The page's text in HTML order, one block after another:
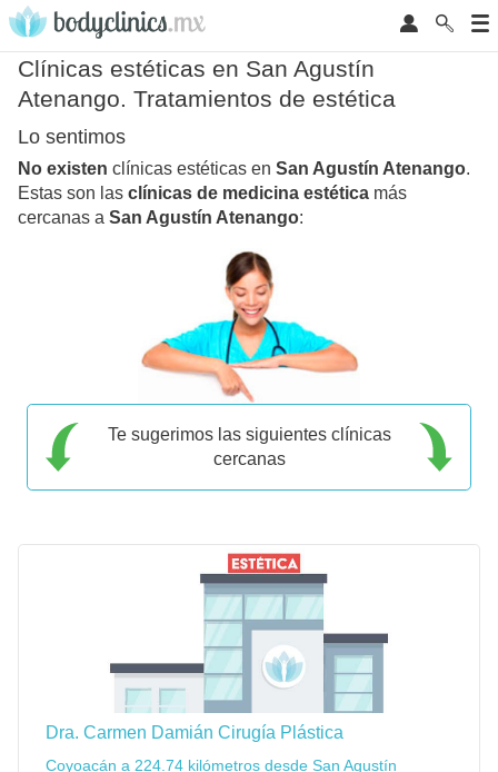
Clínicas estéticas en San Agustín
Atenango. Tratamientos de estética
Lo sentimos
No existen clínicas estéticas en San Agustín Atenango.
Estas son las clínicas de medicina estética más
cercanas a San Agustín Atenango:
Te sugerimos las siguientes clínicas
cercanas
Dra. Carmen Damián Cirugía Plástica
Coyoacán a 224.74 kilómetros desde San Agustín